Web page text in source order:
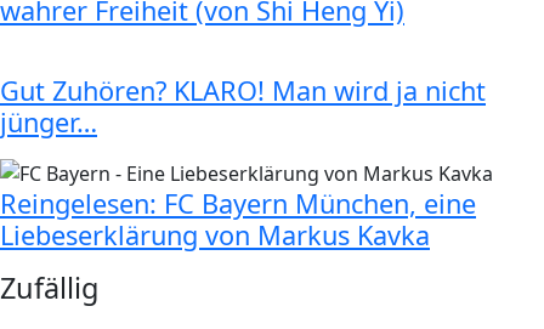
wahrer Freiheit (von Shi Heng Yi)
Gut Zuhören? KLARO! Man wird ja nicht
jünger…
Reingelesen: FC Bayern München, eine
Liebeserklärung von Markus Kavka
Zufällig